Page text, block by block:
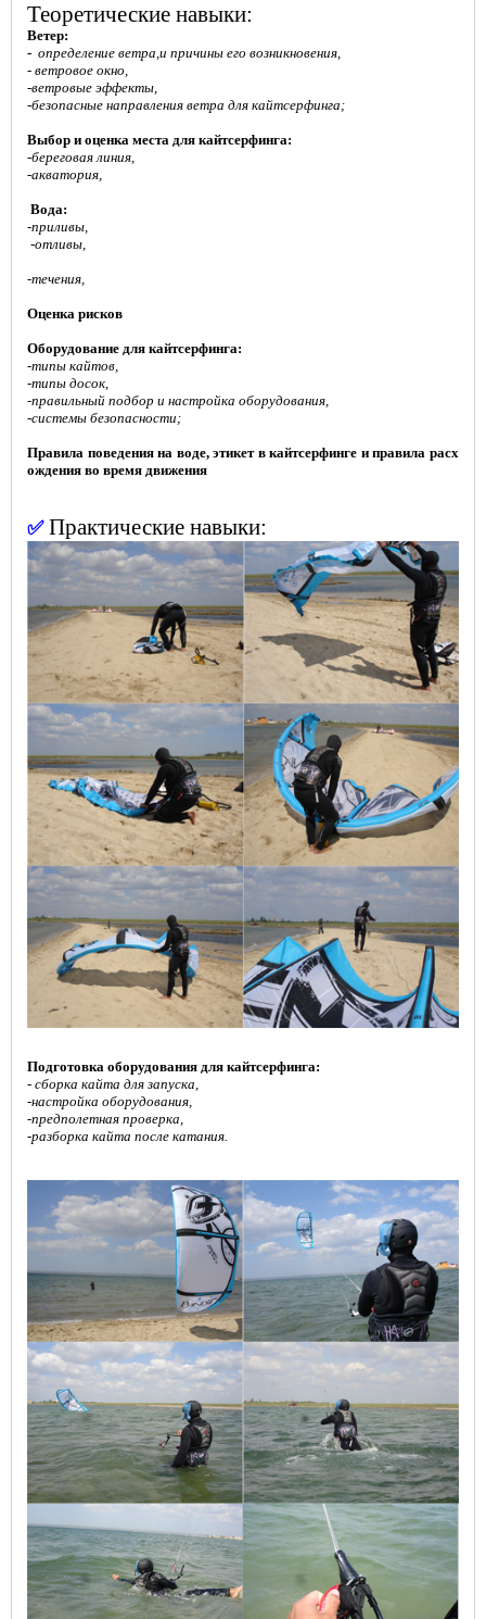
Теоретические навыки:
Ветер:
- определение ветра,и причины его возникновения,
- ветровое окно,
-ветровые эффекты,
-безопасные направления ветра для кайтсерфинга;
Выбор и оценка места для кайтсерфинга:
-береговая линия,
-акватория,
Вода:
-приливы,
-отливы,
-течения,
Оценка рисков
Оборудование для кайтсерфинга:
-типы кайтов,
-типы досок,
-правильный подбор и настройка оборудования,
-системы безопасности;
Правила поведения на воде, этикет в кайтсерфинге и правила расх
ождения во время движения
✅ Практические навыки:
Подготовка оборудования для кайтсерфинга:
- сборка кайта для запуска,
-настройка оборудования,
-предполетная проверка,
-разборка кайта после катания.